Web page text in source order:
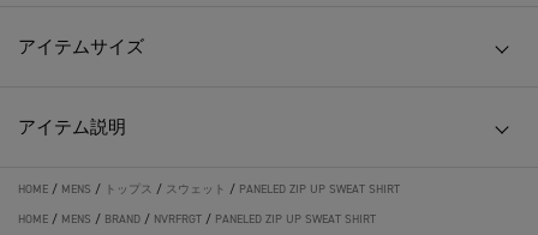
アイテムサイズ
アイテム説明
HOME / MENS / トップス / スウェット / PANELED ZIP UP SWEAT SHIRT
HOME / MENS / BRAND / NVRFRGT / PANELED ZIP UP SWEAT SHIRT